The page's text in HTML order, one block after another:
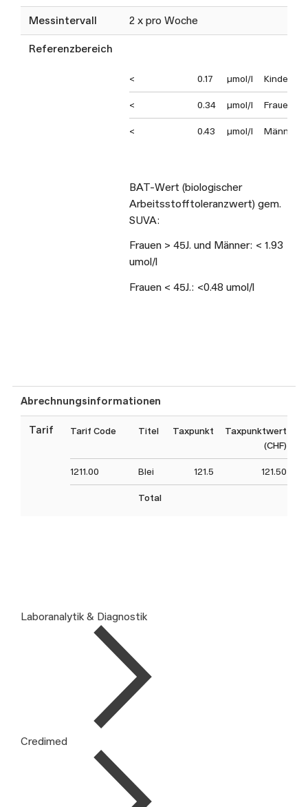
Messintervall 2 x pro Woche
Referenzbereich
< 0.17 µmol/l Kinder
< 0.34 µmol/l Frauen
< 0.43 µmol/l Männer
BAT-Wert (biologischer
Arbeitsstofftoleranzwert) gem.
SUVA:
Frauen > 45J. und Männer: < 1.93
umol/l
Frauen < 45J.: <0.48 umol/l
Abrechnungsinformationen
Tarif Tarif Code Titel Taxpunkt
Taxpunktwert
(CHF)
1211.00 Blei 121.5 121.50
Total
Laboranalytik & Diagnostik
Credimed